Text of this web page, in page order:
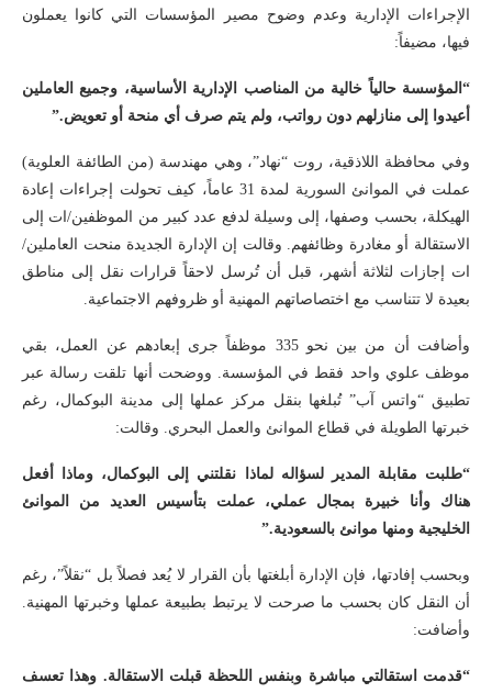
الإجراءات الإدارية وعدم وضوح مصير المؤسسات التي كانوا يعملون
فيها، مضيفاً:
“المؤسسة حالياً خالية من المناصب الإدارية الأساسية، وجميع العاملين
أعيدوا إلى منازلهم دون رواتب، ولم يتم صرف أي منحة أو تعويض.”
وفي محافظة اللاذقية، روت “نهاد”، وهي مهندسة (من الطائفة العلوية)
عملت في الموانئ السورية لمدة 31 عاماً، كيف تحولت إجراءات إعادة
الهيكلة، بحسب وصفها، إلى وسيلة لدفع عدد كبير من الموظفين/ات إلى
الاستقالة أو مغادرة وظائفهم. وقالت إن الإدارة الجديدة منحت العاملين/
ات إجازات لثلاثة أشهر، قبل أن تُرسل لاحقاً قرارات نقل إلى مناطق
بعيدة لا تتناسب مع اختصاصاتهم المهنية أو ظروفهم الاجتماعية.
وأضافت أن من بين نحو 335 موظفاً جرى إبعادهم عن العمل، بقي
موظف علوي واحد فقط في المؤسسة. ووضحت أنها تلقت رسالة عبر
تطبيق “واتس آب” تُبلغها بنقل مركز عملها إلى مدينة البوكمال، رغم
خبرتها الطويلة في قطاع الموانئ والعمل البحري. وقالت:
“طلبت مقابلة المدير لسؤاله لماذا نقلتني إلى البوكمال، وماذا أفعل
هناك وأنا خبيرة بمجال عملي، عملت بتأسيس العديد من الموانئ
الخليجية ومنها موانئ بالسعودية.”
وبحسب إفادتها، فإن الإدارة أبلغتها بأن القرار لا يُعد فصلاً بل “نقلاً”، رغم
أن النقل كان بحسب ما صرحت لا يرتبط بطبيعة عملها وخبرتها المهنية.
وأضافت:
“قدمت استقالتي مباشرة وبنفس اللحظة قبلت الاستقالة. وهذا تعسف